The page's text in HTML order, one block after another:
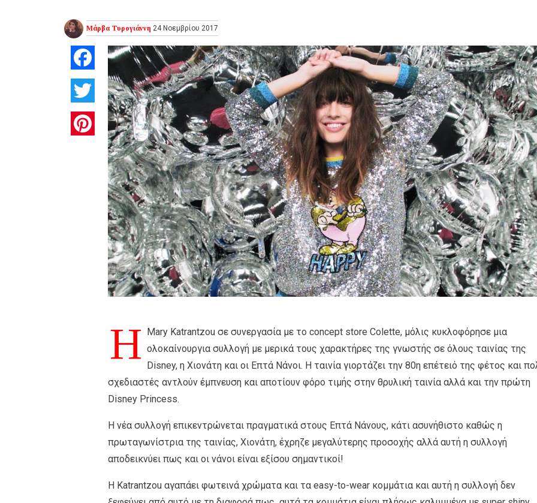
Μάρβα Τυρογιάννη 24 Νοεμβρίου 2017
Facebook
Twitter
Pinterest
Η
Mary Katrantzou σε συνεργασία με το concept store Colette, μόλις κυκλοφόρησε μια
ολοκαίνουργια συλλογή με μερικά τους χαρακτήρες της γνωστής σε όλους ταινίας της
Disney, η Χιονάτη και οι Επτά Νάνοι. Η ταινία γιορτάζει την 80η επέτειό της φέτος και
σχεδιαστές αντλούν έμπνευση και αποτίουν φόρο τιμής στην θρυλική ταινία αλλά και την πρώτη
Disney Princess.
Η νέα συλλογή επικεντρώνεται πραγματικά στους Επτά Νάνους, κάτι ασυνήθιστο καθώς η
πρωταγωνίστρια της ταινίας, Χιονάτη, έχρηζε μεγαλύτερης προσοχής αλλά αυτή η συλλογή
αποδεικνύει πως και οι νάνοι είναι εξίσου σημαντικοί!
Η Katrantzou αγαπάει φωτεινά χρώματα και τα easy-to-wear κομμάτια και αυτή η συλλογή δεν